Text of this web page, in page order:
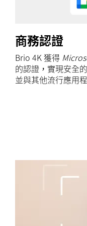
商務認證
Brio 4K 獲得
的認證，實現安全
並與其他流行應用